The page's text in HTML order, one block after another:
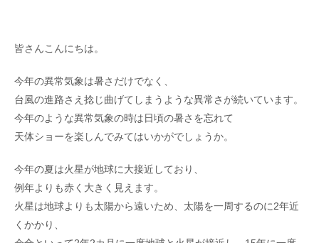
皆さんこんにちは。
今年の異常気象は暑さだけでなく、
台風の進路さえ捻じ曲げてしまうような異常さが続いています。
今年のような異常気象の時は日頃の暑さを忘れて
天体ショーを楽しんでみてはいかがでしょうか。
今年の夏は火星が地球に大接近しており、
例年よりも赤く大きく見えます。
火星は地球よりも太陽から遠いため、太陽を一周するのに2年近
くかかり、